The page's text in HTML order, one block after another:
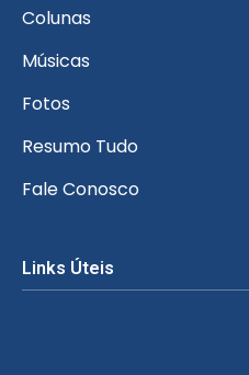
Colunas
Músicas
Fotos
Resumo Tudo
Fale Conosco
Links Úteis